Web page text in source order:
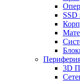
SSD
3D